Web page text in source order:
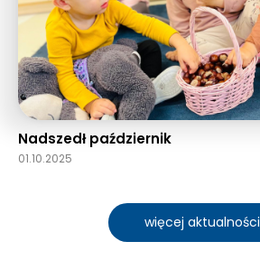
Nadszedł październik
01.10.2025
więcej aktualności